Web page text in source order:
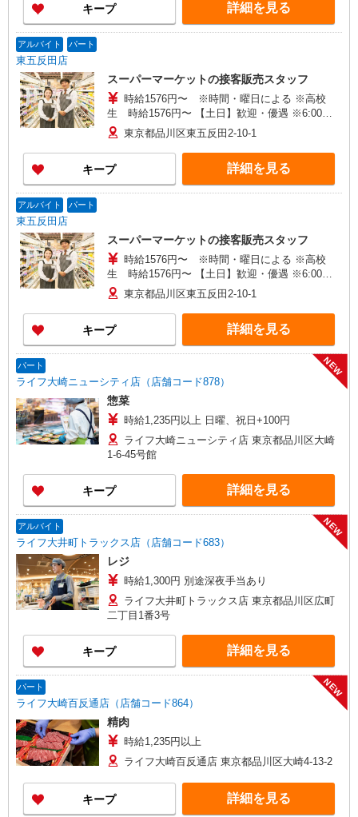
キープ 詳細を見る
アルバイト パート
東五反田店
スーパーマーケットの接客販売スタッフ
時給1576円〜 ※時間・曜日による ※高校
生 時給1576円〜 【土日】歓迎・優遇 ※6:00〜
8:00 時給＋200円 ※22:00以降 基本時給より
25％UP
東京都品川区東五反田2-10-1
キープ 詳細を見る
アルバイト パート
東五反田店
スーパーマーケットの接客販売スタッフ
時給1576円〜 ※時間・曜日による ※高校
生 時給1576円〜 【土日】歓迎・優遇 ※6:00〜
8:00 時給＋200円 ※22:00以降 基本時給より
25％UP
東京都品川区東五反田2-10-1
キープ 詳細を見る
パート
ライフ大崎ニューシティ店（店舗コード878）
NEW
惣菜
時給1,235円以上 日曜、祝日+100円
ライフ大崎ニューシティ店 東京都品川区大崎
1-6-45号館
キープ 詳細を見る
アルバイト
ライフ大井町トラックス店（店舗コード683）
NEW
レジ
時給1,300円 別途深夜手当あり
ライフ大井町トラックス店 東京都品川区広町
二丁目1番3号
キープ 詳細を見る
パート
ライフ大崎百反通店（店舗コード864）
NEW
精肉
時給1,235円以上
ライフ大崎百反通店 東京都品川区大崎4-13-2
キープ 詳細を見る